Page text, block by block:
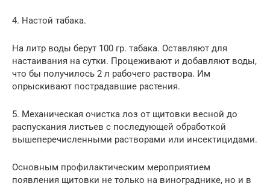
4. Настой табака.
На литр воды берут 100 гр. табака. Оставляют для
настаивания на сутки. Процеживают и добавляют воды,
что бы получилось 2 л рабочего раствора. Им
опрыскивают пострадавшие растения.
5. Механическая очистка лоз от щитовки весной до
распускания листьев с последующей обработкой
вышеперечисленными растворами или инсектицидами.
Основным профилактическим мероприятием
появления щитовки не только на винограднике, но и в